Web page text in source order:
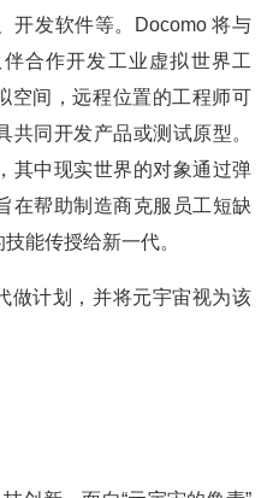
开发软件等。Docomo 将与
合作开发工业虚拟世界工
空间，远程位置的工程师可
共同开发产品或测试原型。
其中现实世界的对象通过弹
在帮助制造商克服员工短缺
能传授给新一代。
做计划，并将元宇宙视为该